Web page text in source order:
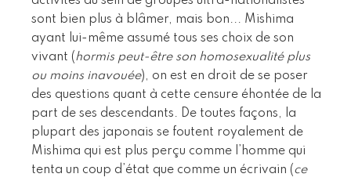
sont bien plus à blâmer, mais bon... Mishima
ayant lui-même assumé tous ses choix de son
vivant (hormis peut-être son homosexualité plus
ou moins inavouée), on est en droit de se poser
des questions quant à cette censure éhontée de la
part de ses descendants. De toutes façons, la
plupart des japonais se foutent royalement de
Mishima qui est plus perçu comme l’homme qui
tenta un coup d’état que comme un écrivain (ce